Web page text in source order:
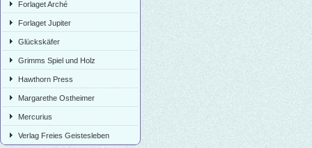
Forlaget Arché
Forlaget Jupiter
Glückskäfer
Grimms Spiel und Holz
Hawthorn Press
Margarethe Ostheimer
Mercurius
Verlag Freies Geistesleben